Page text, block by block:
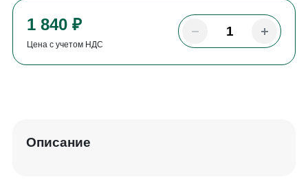
1 840 ₽
Цена с учетом НДС
Описание